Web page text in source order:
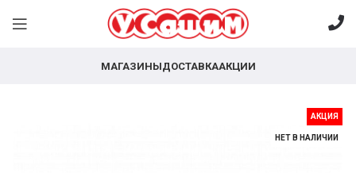
МАГАЗИНЫДОСТАВКААКЦИИ
АКЦИЯ
НЕТ В НАЛИЧИИ